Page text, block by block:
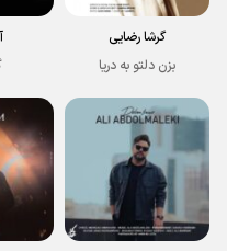
گرشا رضایی
بزن دلتو به دریا